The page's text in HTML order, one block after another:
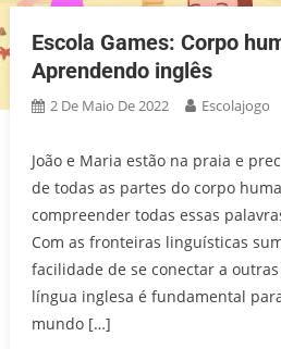
Escola Games: Corpo
Aprendendo inglês
2 De Maio De 2022 Escolajogo
João e Maria estão na praia e
de todas as partes do corpo
compreender todas essas
Com as fronteiras linguísticas
facilidade de se conectar a
língua inglesa é fundamental
mundo […]